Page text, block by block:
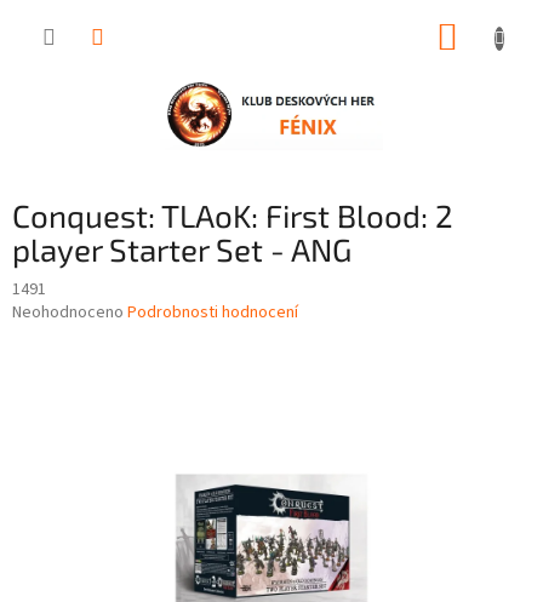
Conquest: TLAoK: First Blood: 2
player Starter Set - ANG
1491
Průměrné
Neohodnoceno Podrobnosti hodnocení